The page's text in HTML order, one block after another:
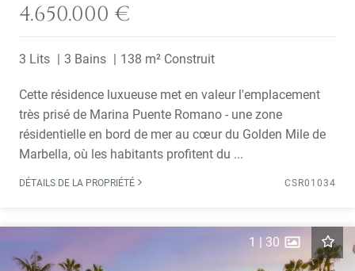
4.650.000 €
3 Lits 3 Bains 138 m² Construit
Cette résidence luxueuse met en valeur l'emplacement
très prisé de Marina Puente Romano - une zone
résidentielle en bord de mer au cœur du Golden Mile de
Marbella, où les habitants profitent du ...
DÉTAILS DE LA PROPRIÉTÉ CSR01034
1 | 30